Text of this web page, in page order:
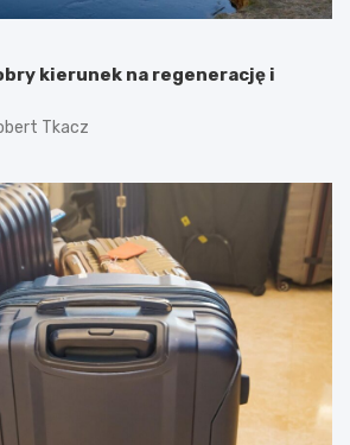
kierunek na regenerację i
Tkacz